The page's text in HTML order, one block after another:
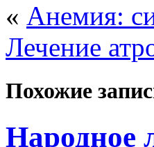
« Анемия:
Лечение
Похожие
Народное